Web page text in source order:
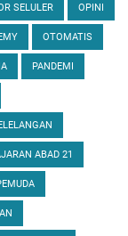
SELULER OPINI
OTOMATIS
PANDEMI
ABAD 21